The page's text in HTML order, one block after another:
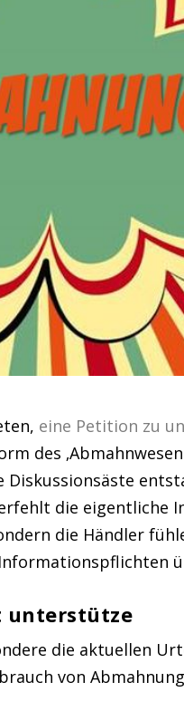
eine Petition zu
des
die eigentliche
die Händler
unterstütze
die aktuellen
von